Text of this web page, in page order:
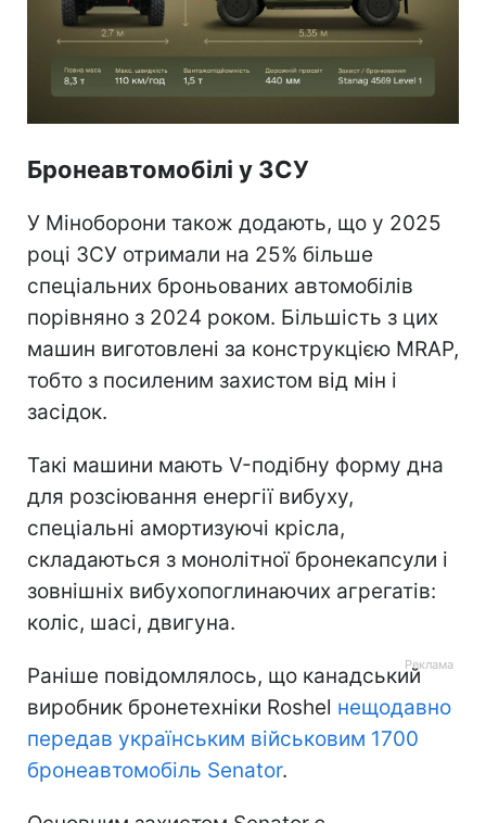
Бронеавтомобілі у ЗСУ
У Міноборони також додають, що у 2025
році ЗСУ отримали на 25% більше
спеціальних броньованих автомобілів
порівняно з 2024 роком. Більшість з цих
машин виготовлені за конструкцією MRAP,
тобто з посиленим захистом від мін і
засідок.
Такі машини мають V-подібну форму дна
для розсіювання енергії вибуху,
спеціальні амортизуючі крісла,
складаються з монолітної бронекапсули і
зовнішніх вибухопоглинаючих агрегатів:
коліс, шасі, двигуна.
Раніше повідомлялось, що канадський
виробник бронетехніки Roshel нещодавно
передав українським військовим 1700
бронеавтомобіль Senator.